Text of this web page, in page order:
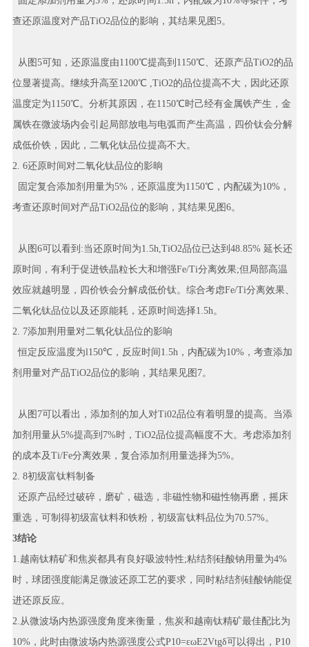
查还原温度对产品TiO2品位的影响，其结果见图5。
从图5可知，还原温度由1100℃提高到1150℃、还原产品TiO2的品
位显著提高。继续升高至1200℃ ,TiO2的品位提高不大，因此还原
温度定为1150℃。分析其原因，在1150℃时己经有金属铁产生，金
属铁在微波场内会引起局部放电与电弧而产生高温，四价钛会分解
成低价铁，因此，二氧化钛品位提高不大。
2. 6还原时间对二氧化钛品位的影晌
固定复合添加剂用量为5%，还原温度为1150℃，内配碳为10%，
考查还原时间对产品TiO2品位的影响，其结果见图6。
从图6可以看到:当还原时间为1.5h,TiO2品位已达到48.85% 延长还
原时间，有利于促进铁晶粒长大和增强Fe/Ti分离效果;但局部高温
效应就越明显，四价铁会分解成低价钛。综合考虑Fe/Ti分离效果、
二氧化钛品位以及还原能耗，还原时间选择1.5h。
2. 7添加荆用量对二氧化钛品位的影响
恒定反应温度为l150℃，反应时间1.5h，内配碳为10%，考查添加
剂用量对产品TiO2品位的影响，其结果见图7。
从图7可以看出，添加剂的加人对Ti02品位有着明显的提高。当添
加剂用量从5%提高到7%时，TiO2品位提高幅度不大。考虑添加剂
的成本及Ti/Fe分离效果，复合添加剂用量选择为5%。
2. 8初级富钛料制备
还原产品经过破碎，磨矿，磁选，非磁性物和磁性物再磨，摇床
重选，可制得初级富钛料和铁粉，初级富钛料品位为70.57%。
3结论
1.越南钛精矿和焦炭都具有良好吸波特性;粘结剂硅酸钠用量为4%
时，球团强度能满足微波还原工艺的要求，同时粘结剂硅酸钠能促
进还原反应。
2.从微波场内热源强度角度来衡量，焦炭和越南钛精矿最佳配比为
10%，此时由微波场内热源强度公式P10=εωE2Vtgδ可以得出，P10